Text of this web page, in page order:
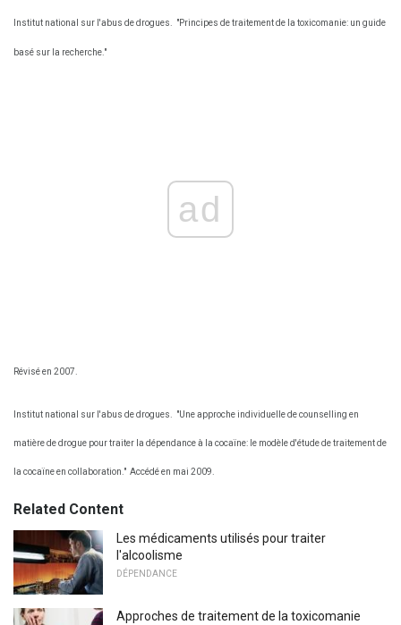
Institut national sur l'abus de drogues. "Principes de traitement de la toxicomanie: un guide
basé sur la recherche."
ad
Révisé en 2007.
Institut national sur l'abus de drogues. "Une approche individuelle de counselling en
matière de drogue pour traiter la dépendance à la cocaïne: le modèle d'étude de traitement de
la cocaïne en collaboration." Accédé en mai 2009.
Related Content
Les médicaments utilisés pour traiter
l'alcoolisme
DÉPENDANCE
Approches de traitement de la toxicomanie